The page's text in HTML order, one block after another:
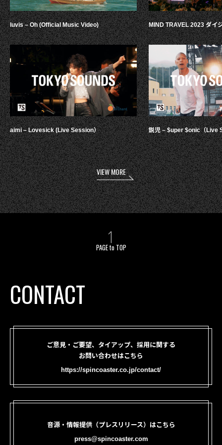
luvis – Oh (Official Music Video)
aimi – Lovesick (Live Session）
MIND TRAVEL 2023 ダイ
鋭児 – $uper $onic（Live
VIEW MORE
PAGE to TOP
CONTACT
ご意見・ご要望、タイアップ、採用に関する
お問い合わせはこちら
https://spincoaster.co.jp/contact/
音源・情報提供（プレスリリース）はこちら
press@spincoaster.com